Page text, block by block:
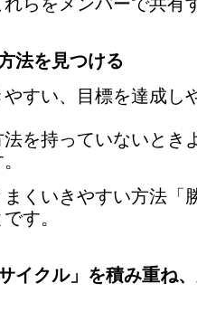
法を見つける
すい、目標を達成し
を持っていないとき
くいきやすい方法「
す。
サイクル」を積み重ね